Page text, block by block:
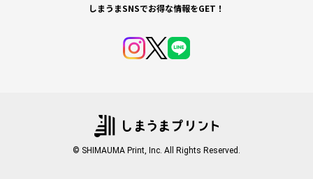
しまうまSNSでお得な情報をGET！
© SHIMAUMA Print, Inc. All Rights Reserved.